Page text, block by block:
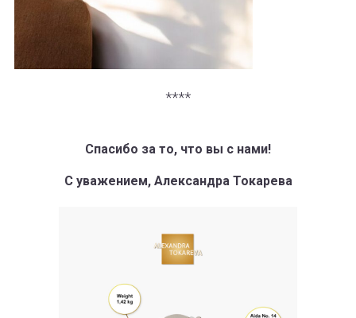
****
Спасибо за то, что вы с нами!
С уважением, Александра Токарева